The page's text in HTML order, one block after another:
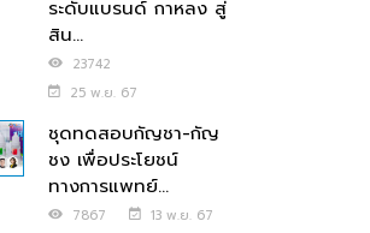
ระดับแบรนด์ กาหลง สู่
สิน...
23742
25 พ.ย. 67
ชุดทดสอบกัญชา-กัญ
ชง เพื่อประโยชน์
ทางการแพทย์...
7867 13 พ.ย. 67